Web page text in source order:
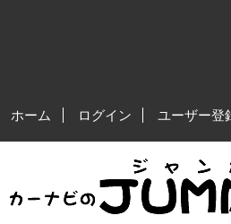
ホーム ログイン ユーザー登
★★平日営業日、午後５時迄のご注